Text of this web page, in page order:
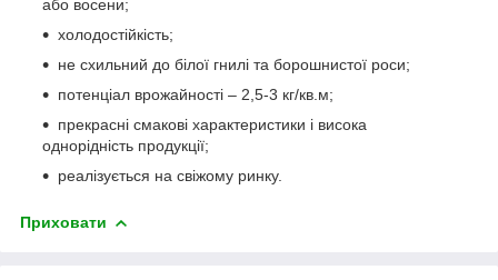
або восени;
холодостійкість;
не схильний до білої гнилі та борошнистої роси;
потенціал врожайності – 2,5-3 кг/кв.м;
прекрасні смакові характеристики і висока
однорідність продукції;
реалізується на свіжому ринку.
Приховати